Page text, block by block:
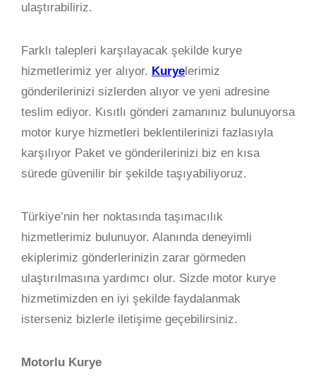
ulaştırabiliriz.
Farklı talepleri karşılayacak şekilde kurye
hizmetlerimiz yer alıyor. Kuryelerimiz
gönderilerinizi sizlerden alıyor ve yeni adresine
teslim ediyor. Kısıtlı gönderi zamanınız bulunuyorsa
motor kurye hizmetleri beklentilerinizi fazlasıyla
karşılıyor Paket ve gönderilerinizi biz en kısa
sürede güvenilir bir şekilde taşıyabiliyoruz.
Türkiye’nin her noktasında taşımacılık
hizmetlerimiz bulunuyor. Alanında deneyimli
ekiplerimiz gönderlerinizin zarar görmeden
ulaştırılmasına yardımcı olur. Sizde motor kurye
hizmetimizden en iyi şekilde faydalanmak
isterseniz bizlerle iletişime geçebilirsiniz.
Motorlu Kurye